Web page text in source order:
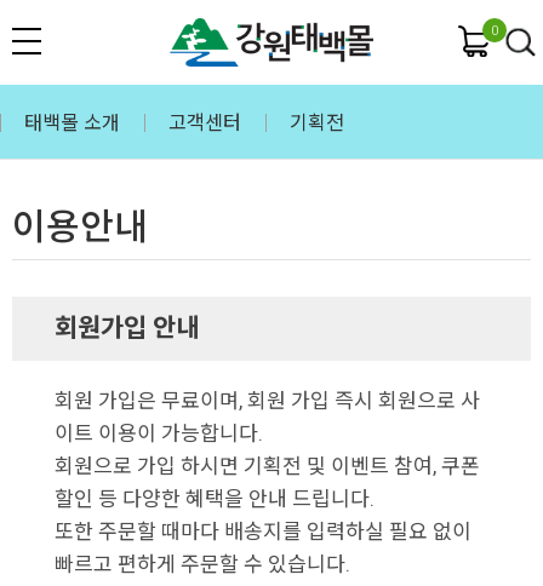
0
태백몰 소개 고객센터 기획전
이용안내
회원가입 안내
회원 가입은 무료이며, 회원 가입 즉시 회원으로 사
이트 이용이 가능합니다.
회원으로 가입 하시면 기획전 및 이벤트 참여, 쿠폰
할인 등 다양한 혜택을 안내 드립니다.
또한 주문할 때마다 배송지를 입력하실 필요 없이
빠르고 편하게 주문할 수 있습니다.